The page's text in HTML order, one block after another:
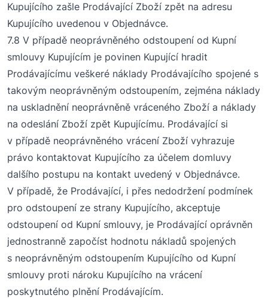
Kupujícího zašle Prodávající Zboží zpět na adresu
Kupujícího uvedenou v Objednávce.
7.8 V případě neoprávněného odstoupení od Kupní
smlouvy Kupujícím je povinen Kupující hradit
Prodávajícímu veškeré náklady Prodávajícího spojené s
takovým neoprávněným odstoupením, zejména náklady
na uskladnění neoprávněně vráceného Zboží a náklady
na odeslání Zboží zpět Kupujícímu. Prodávající si
v případě neoprávněného vrácení Zboží vyhrazuje
právo kontaktovat Kupujícího za účelem domluvy
dalšího postupu na kontakt uvedený v Objednávce.
V případě, že Prodávající, i přes nedodržení podmínek
pro odstoupení ze strany Kupujícího, akceptuje
odstoupení od Kupní smlouvy, je Prodávající oprávněn
jednostranně započíst hodnotu nákladů spojených
s neoprávněným odstoupením Kupujícího od Kupní
smlouvy proti nároku Kupujícího na vrácení
poskytnutého plnění Prodávajícím.